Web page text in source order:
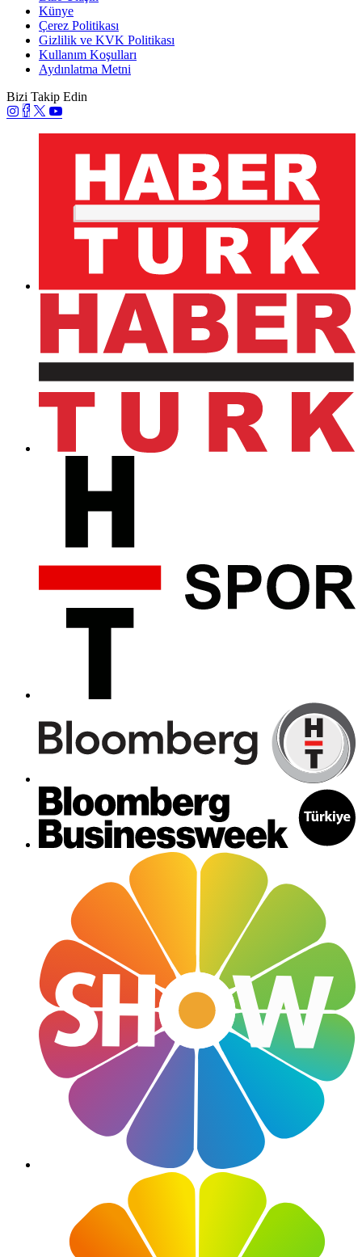
Künye
Çerez Politikası
Gizlilik ve KVK Politikası
Kullanım Koşulları
Aydınlatma Metni
Bizi Takip Edin